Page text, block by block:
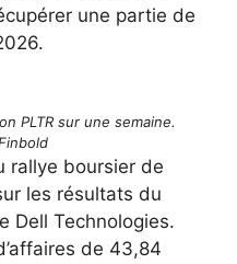
une partie de
PLTR sur une semaine.
rallye boursier de
les résultats du
Dell Technologies.
de 43,84